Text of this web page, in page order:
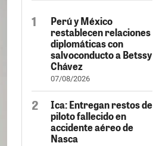
Perú y México
restablecen relaciones
diplomáticas con
salvoconducto a Betssy
Chávez
07/08/2026
Ica: Entregan restos de
piloto fallecido en
accidente aéreo de
Nasca